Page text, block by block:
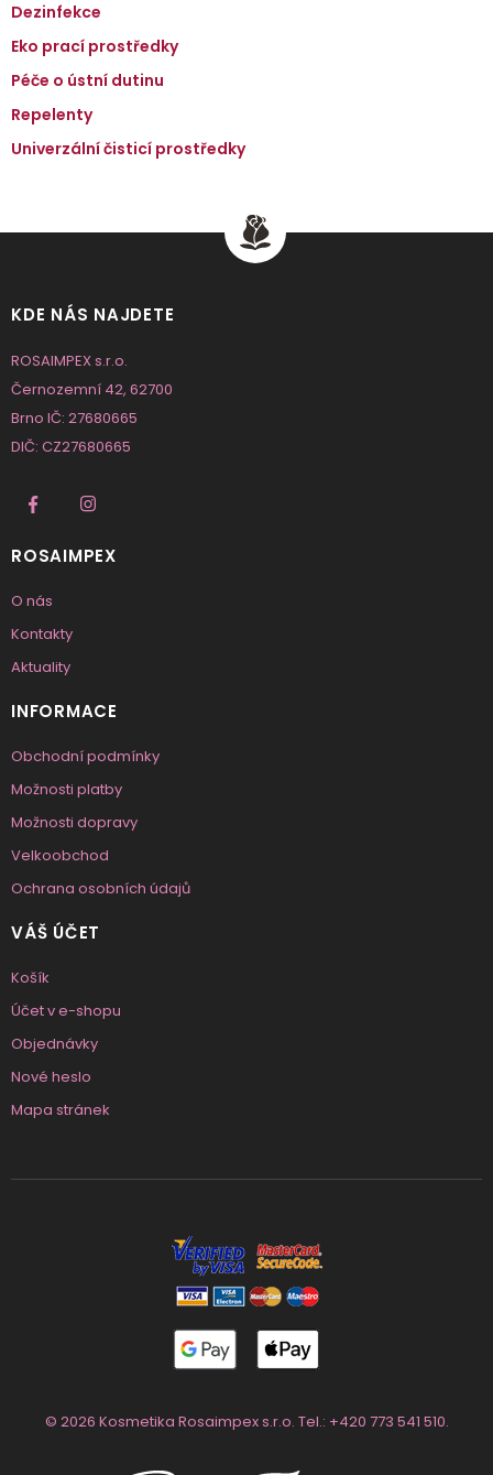
Dezinfekce
Eko prací prostředky
Péče o ústní dutinu
Repelenty
Univerzální čisticí prostředky
KDE NÁS NAJDETE
ROSAIMPEX s.r.o.
Černozemní 42, 62700
Brno IČ: 27680665
DIČ: CZ27680665
ROSAIMPEX
O nás
Kontakty
Aktuality
INFORMACE
Obchodní podmínky
Možnosti platby
Možnosti dopravy
Velkoobchod
Ochrana osobních údajů
VÁŠ ÚČET
Košík
Účet v e-shopu
Objednávky
Nové heslo
Mapa stránek
© 2026 Kosmetika Rosaimpex s.r.o. Tel.: +420 773 541 510.